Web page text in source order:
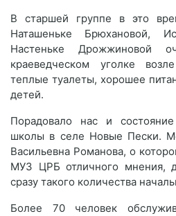
В старшей группе в это
Наташеньке Брюхановой,
Настеньке Дрожжиновой
краеведческом уголке
теплые туалеты, хорошее
детей.
Порадовало нас и
школы в селе Новые Пески.
Васильевна Романова, о
МУЗ ЦРБ отличного мнения,
сразу такого количества
Более 70 человек